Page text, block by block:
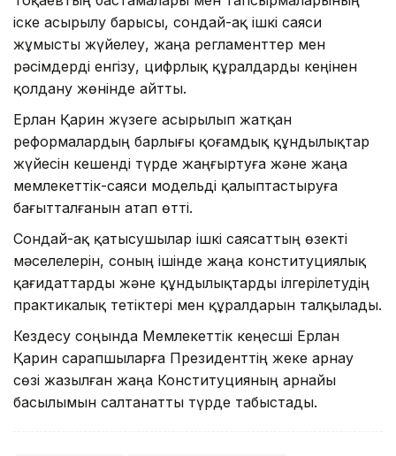
іске асырылу барысы, сондай-ақ ішкі саяси
жұмысты жүйелеу, жаңа регламенттер мен
рәсімдерді енгізу, цифрлық құралдарды кеңінен
қолдану жөнінде айтты.
Ерлан Қарин жүзеге асырылып жатқан
реформалардың барлығы қоғамдық құндылықтар
жүйесін кешенді түрде жаңғыртуға және жаңа
мемлекеттік-саяси модельді қалыптастыруға
бағытталғанын атап өтті.
Сондай-ақ қатысушылар ішкі саясаттың өзекті
мәселелерін, соның ішінде жаңа конституциялық
қағидаттарды және құндылықтарды ілгерілетудің
практикалық тетіктері мен құралдарын талқылады.
Кездесу соңында Мемлекеттік кеңесші Ерлан
Қарин сарапшыларға Президенттің жеке арнау
сөзі жазылған жаңа Конституцияның арнайы
басылымын салтанатты түрде табыстады.